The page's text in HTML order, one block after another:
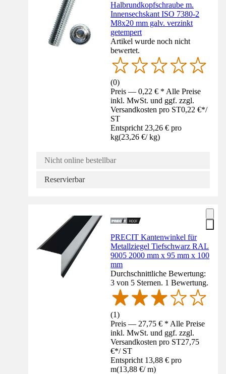
Halbrundkopfschraube m.
Innensechskant ISO 7380-2
M8x20 mm galv. verzinkt
getempert
Artikel wurde noch nicht
bewertet.
(0)
Preis — 0,22 € * Alle Preise
inkl. MwSt. und ggf. zzgl.
Versandkosten pro ST0,22 €*/
ST
Entspricht 23,26 € pro
kg(23,26 €/ kg)
Nicht online bestellbar
Reservierbar
PRECIT Kantenwinkel für
Metallziegel Tiefschwarz RAL
9005 2000 mm x 95 mm x 100
mm
Durchschnittliche Bewertung:
3 von 5 Sternen. 1 Bewertung.
(1)
Preis — 27,75 € * Alle Preise
inkl. MwSt. und ggf. zzgl.
Versandkosten pro ST27,75
€*/ ST
Entspricht 13,88 € pro
m(13,88 €/ m)